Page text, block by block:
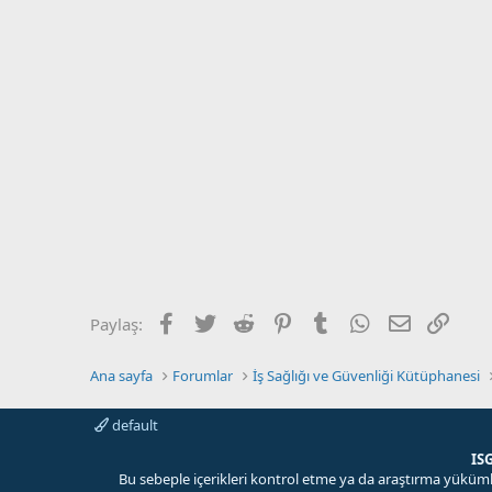
Paylaş: Facebook
Twitter Reddit PinterestTumblr WhatsApp
E-posta
Ana sayfa Forumlar İş Sağlığı ve Güvenliği Kütüphanesi
default
Bu sebeple içerikleri kontrol etme ya da araştırma